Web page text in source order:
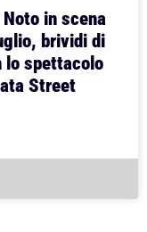
in scena
brividi di
lo spettacolo
Street